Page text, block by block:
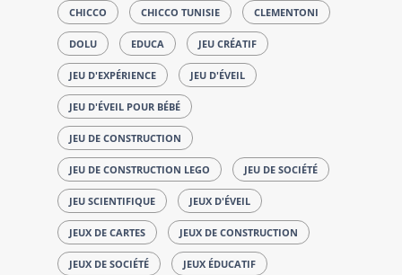
CHICCO CHICCO TUNISIE CLEMENTONI
DOLU EDUCA JEU CRÉATIF
JEU D'EXPÉRIENCE JEU D'ÉVEIL
JEU D'ÉVEIL POUR BÉBÉ
JEU DE CONSTRUCTION
JEU DE CONSTRUCTION LEGO JEU DE SOCIÉTÉ
JEU SCIENTIFIQUE JEUX D'ÉVEIL
JEUX DE CARTES JEUX DE CONSTRUCTION
JEUX DE SOCIÉTÉ JEUX ÉDUCATIF